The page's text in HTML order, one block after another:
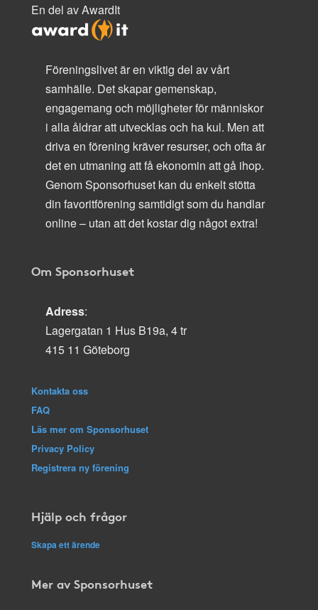
En del av AwardIt
Föreningslivet är en viktig del av vårt
samhälle. Det skapar gemenskap,
engagemang och möjligheter för människor
i alla åldrar att utvecklas och ha kul. Men att
driva en förening kräver resurser, och ofta är
det en utmaning att få ekonomin att gå ihop.
Genom Sponsorhuset kan du enkelt stötta
din favoritförening samtidigt som du handlar
online – utan att det kostar dig något extra!
Om Sponsorhuset
Adress:
Lagergatan 1 Hus B19a, 4 tr
415 11 Göteborg
Kontakta oss
FAQ
Läs mer om Sponsorhuset
Privacy Policy
Registrera ny förening
Hjälp och frågor
Skapa ett ärende
Mer av Sponsorhuset